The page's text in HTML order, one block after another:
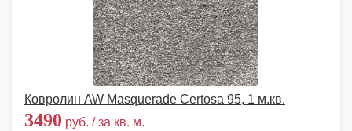
Ковролин AW Masquerade Certosa 95, 1 м.кв.
3490 руб. / за кв. м.